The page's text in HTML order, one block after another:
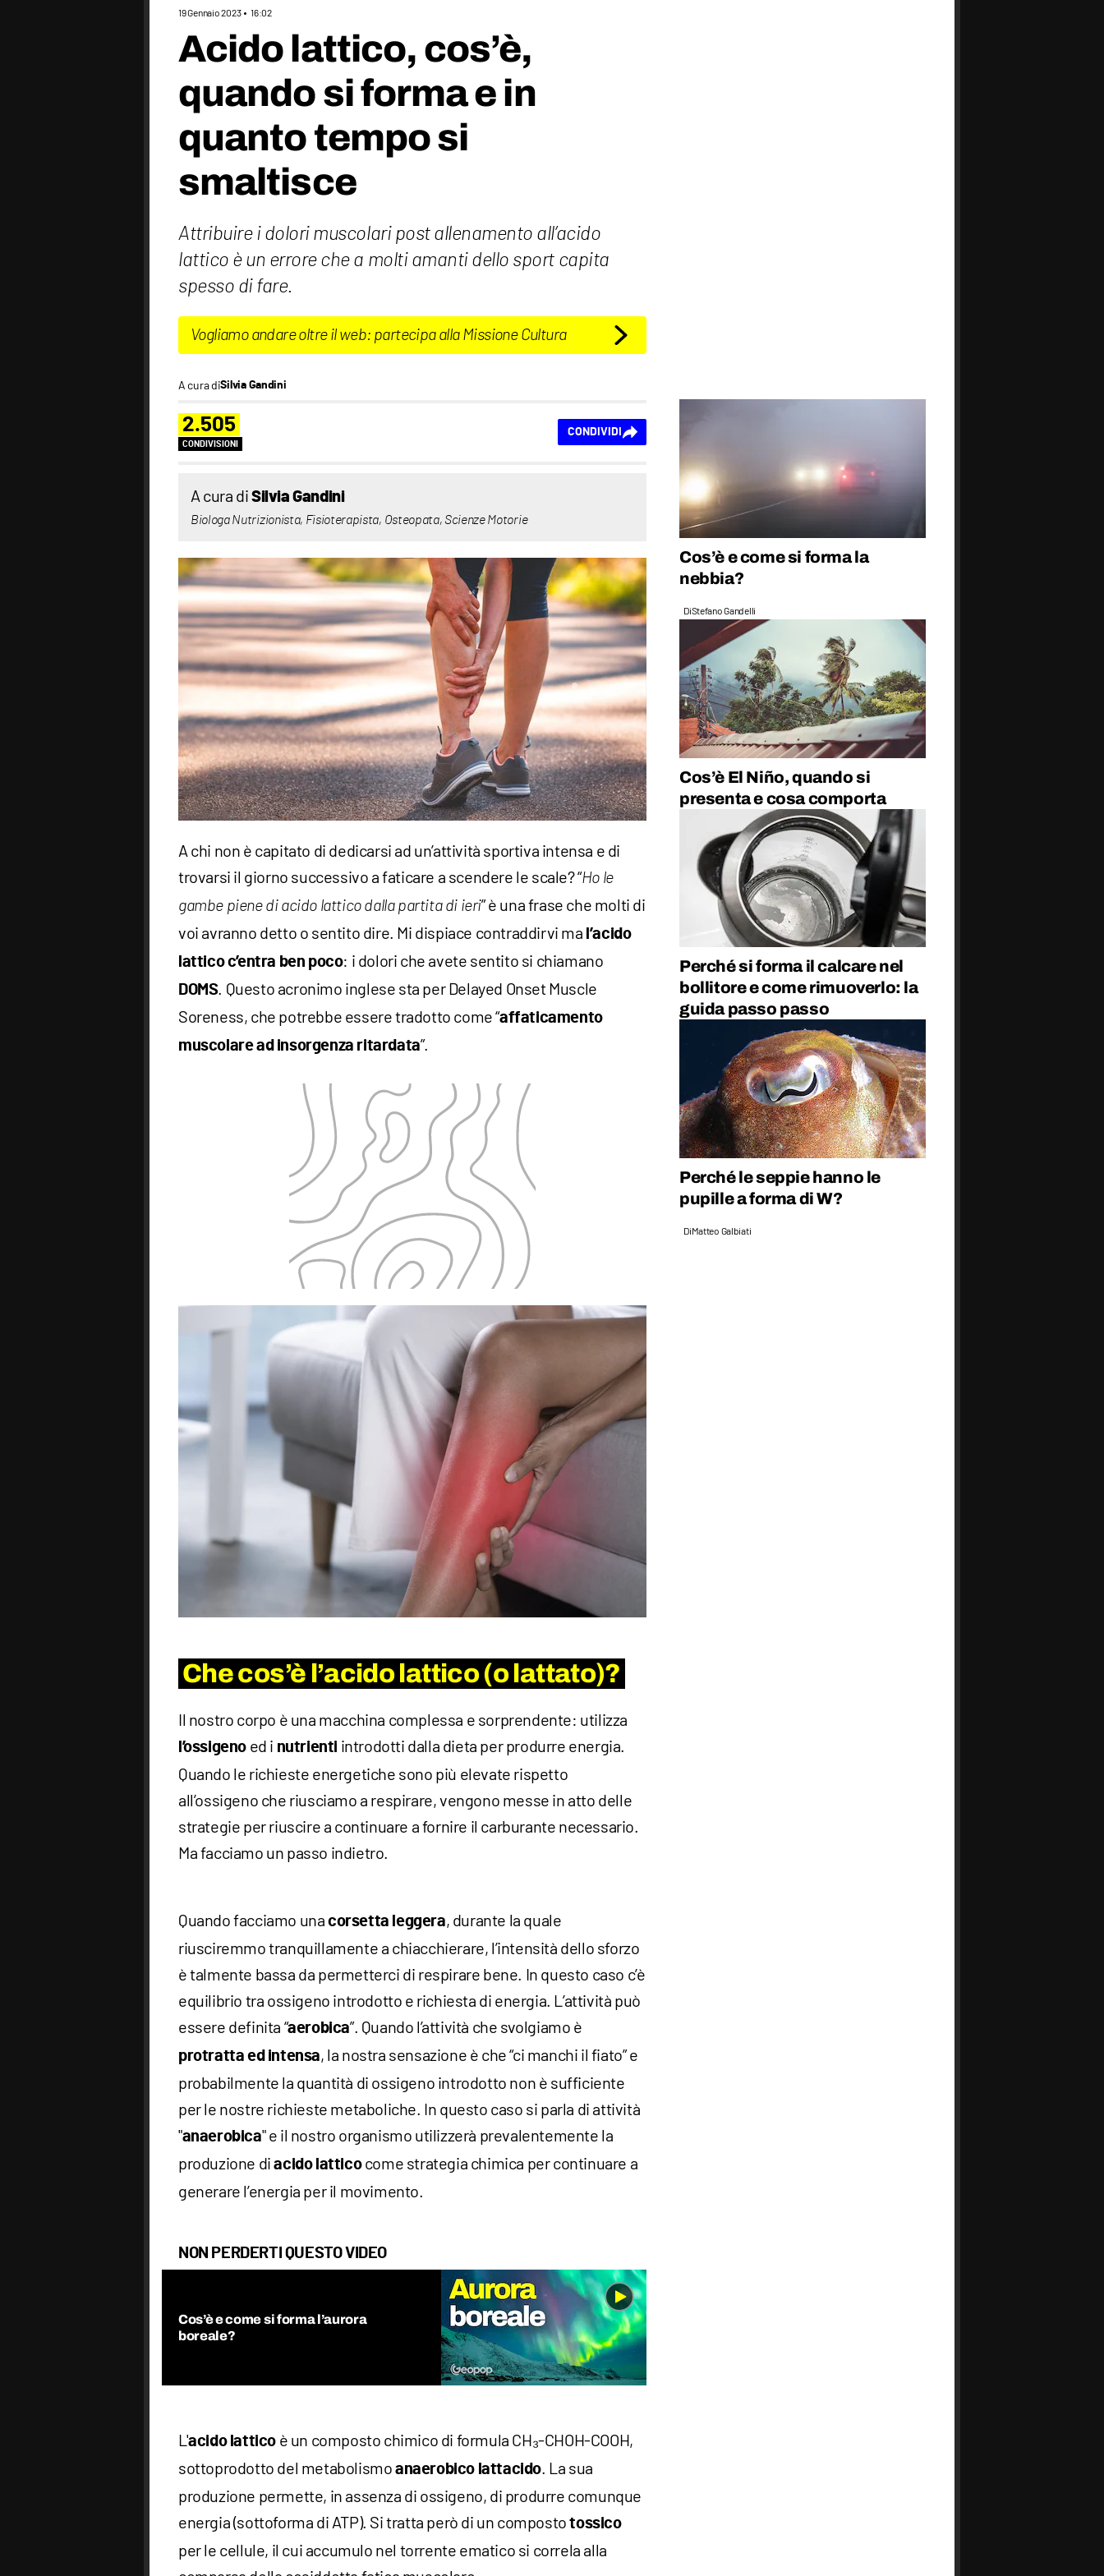
19 Gennaio 2023 16:02
Acido lattico, cos’è,
quando si forma e in
quanto tempo si
smaltisce
Attribuire i dolori muscolari post allenamento all’acido
lattico è un errore che a molti amanti dello sport capita
spesso di fare.
Vogliamo andare oltre il web: partecipa alla Missione Cultura
A cura diSilvia Gandini
2.505
CONDIVISIONI
CONDIVIDI
A cura di Silvia Gandini
Biologa Nutrizionista, Fisioterapista, Osteopata, Scienze Motorie
A chi non è capitato di dedicarsi ad un’attività sportiva intensa e di
trovarsi il giorno successivo a faticare a scendere le scale? “Ho le
gambe piene di acido lattico dalla partita di ieri” è una frase che molti di
voi avranno detto o sentito dire. Mi dispiace contraddirvi ma l’acido
lattico c’entra ben poco: i dolori che avete sentito si chiamano
DOMS. Questo acronimo inglese sta per Delayed Onset Muscle
Soreness, che potrebbe essere tradotto come “affaticamento
muscolare ad insorgenza ritardata”.
Che cos’è l’acido lattico (o lattato)?
Il nostro corpo è una macchina complessa e sorprendente: utilizza
l’ossigeno ed i nutrienti introdotti dalla dieta per produrre energia.
Quando le richieste energetiche sono più elevate rispetto
all’ossigeno che riusciamo a respirare, vengono messe in atto delle
strategie per riuscire a continuare a fornire il carburante necessario.
Ma facciamo un passo indietro.
Quando facciamo una corsetta leggera, durante la quale
riusciremmo tranquillamente a chiacchierare, l’intensità dello sforzo
è talmente bassa da permetterci di respirare bene. In questo caso c’è
equilibrio tra ossigeno introdotto e richiesta di energia. L’attività può
essere definita “aerobica”. Quando l’attività che svolgiamo è
protratta ed intensa, la nostra sensazione è che “ci manchi il fiato” e
probabilmente la quantità di ossigeno introdotto non è sufficiente
per le nostre richieste metaboliche. In questo caso si parla di attività
"anaerobica" e il nostro organismo utilizzerà prevalentemente la
produzione di acido latticocome strategia chimica per continuare a
generare l’energia per il movimento.
NON PERDERTI QUESTO VIDEO
Cos’è e come si forma l’aurora
boreale?
L'acido lattico è un composto chimico di formula CH₃-CHOH-COOH,
sottoprodotto del metabolismoanaerobico lattacido. La sua
produzione permette, in assenza di ossigeno, di produrre comunque
energia (sottoforma di ATP). Si tratta però di un compostotossico
per le cellule, il cui accumulo nel torrente ematico si correla alla
Cos’è e come si forma la
nebbia?
DiStefano Gandelli
Cos’è El Niño, quando si
presenta e cosa comporta
Perché si forma il calcare nel
bollitore e come rimuoverlo: la
guida passo passo
Perché le seppie hanno le
pupille a forma di W?
DiMatteo Galbiati